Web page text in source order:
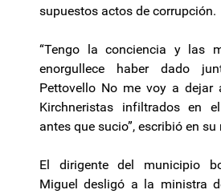
supuestos actos de corrupción.
“Tengo la conciencia y las
enorgullece haber dado
Pettovello No me voy a dejar
Kirchneristas infiltrados en
antes que sucio”, escribió en su
El dirigente del municipio
Miguel desligó a la ministra